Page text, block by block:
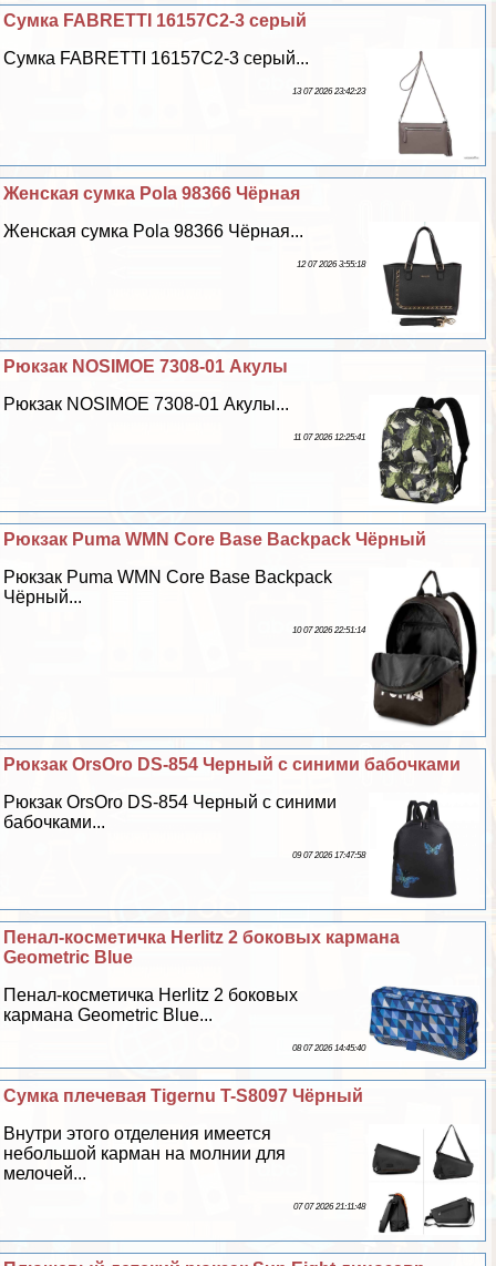
Сумка FABRETTI 16157C2-3 серый
Сумка FABRETTI 16157C2-3 серый...
13 07 2026 23:42:23
Женская сумка Pola 98366 Чёрная
Женская сумка Pola 98366 Чёрная...
12 07 2026 3:55:18
Рюкзак NOSIMOE 7308-01 Акулы
Рюкзак NOSIMOE 7308-01 Акулы...
11 07 2026 12:25:41
Рюкзак Puma WMN Core Base Backpack Чёрный
Рюкзак Puma WMN Core Base Backpack
Чёрный...
10 07 2026 22:51:14
Рюкзак OrsOro DS-854 Черный с синими бабочками
Рюкзак OrsOro DS-854 Черный с синими
бабочками...
09 07 2026 17:47:58
Пенал-косметичка Herlitz 2 боковых кармана
Geometric Blue
Пенал-косметичка Herlitz 2 боковых
кармана Geometric Blue...
08 07 2026 14:45:40
Сумка плечевая Tigernu T-S8097 Чёрный
Внутри этого отделения имеется
небольшой карман на молнии для
мелочей...
07 07 2026 21:11:48